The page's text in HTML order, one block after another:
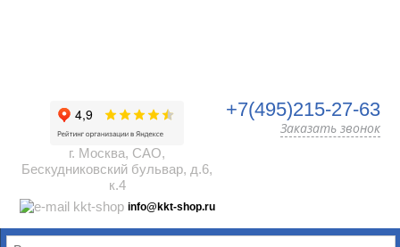
г. Москва, САО,
Бескудниковский бульвар, д.6,
к.4
info@kkt-shop.ru
+7(495)215-27-63
Заказать звонок